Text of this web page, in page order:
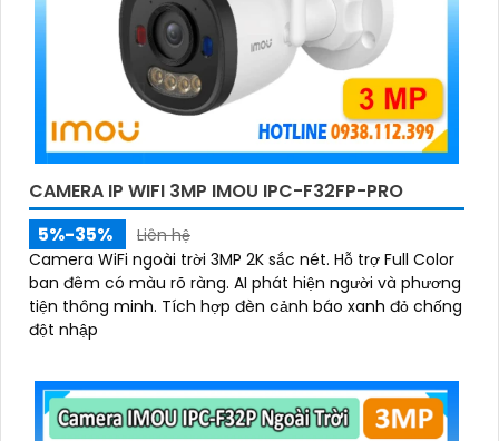
CAMERA IP WIFI 3MP IMOU IPC-F32FP-PRO
5%-35%
Liên hệ
Camera WiFi ngoài trời 3MP 2K sắc nét. Hỗ trợ Full Color
ban đêm có màu rõ ràng. AI phát hiện người và phương
tiện thông minh. Tích hợp đèn cảnh báo xanh đỏ chống
đột nhập